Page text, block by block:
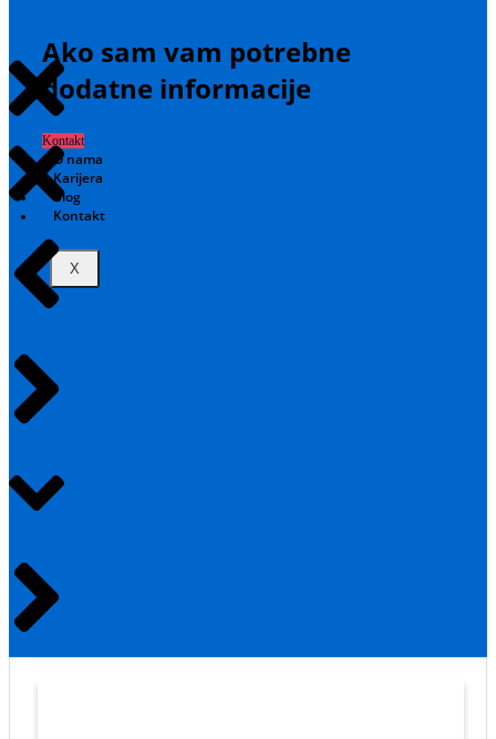
Ako sam vam potrebne
dodatne informacije
Kontakt
O nama
Karijera
Blog
Kontakt
X